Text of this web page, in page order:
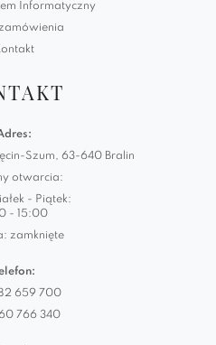
Informatyczny
Szum, 63-640 Bralin
otwarcia:
- Piątek:
- 15:00
zamknięte
659 700
766 340